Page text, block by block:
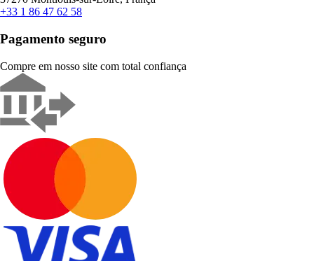
+33 1 86 47 62 58
Pagamento seguro
Compre em nosso site com total confiança